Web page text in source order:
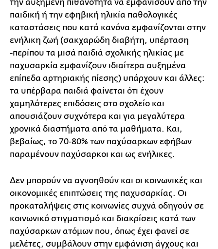
την αυξημένη πιθανότητα να εμφανίσουν από την
παιδική ή την εφηβική ηλικία παθολογικές
καταστάσεις που κατά κανόνα εμφανίζονται στην
ενήλικη ζωή (σακχαρώδη διαβήτη, υπέρταση
-περίπου τα μισά παιδιά σχολικής ηλικίας με
παχυσαρκία εμφανίζουν ιδιαίτερα αυξημένα
επίπεδα αρτηριακής πίεσης) υπάρχουν και άλλες:
τα υπέρβαρα παιδιά φαίνεται ότι έχουν
χαμηλότερες επιδόσεις στο σχολείο και
απουσιάζουν συχνότερα και για μεγαλύτερα
χρονικά διαστήματα από τα μαθήματα. Και,
βεβαίως, το 70-80% των παχύσαρκων εφήβων
παραμένουν παχύσαρκοι και ως ενήλικες.
Δεν μπορούν να αγνοηθούν και οι κοινωνικές και
οικονομικές επιπτώσεις της παχυσαρκίας. Οι
προκαταλήψεις στις κοινωνίες συχνά οδηγούν σε
κοινωνικό στιγματισμό και διακρίσεις κατά των
παχύσαρκων ατόμων που, όπως έχει φανεί σε
μελέτες, συμβάλουν στην εμφάνιση άγχους και